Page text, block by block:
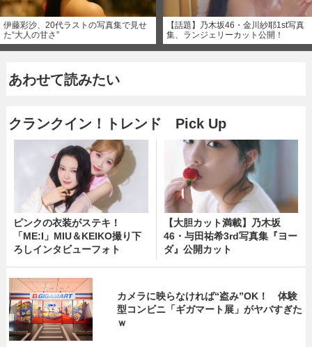
伊藤彩沙、20代ラストの写真集で見せ
た“大人の甘さ”
【話題】乃木坂46・金川紗耶1st写真
集、ランジェリーカット公開！
あわせて読みたい
クランクイン！トレンド Pick Up
ピンクの衣装がステキ！
「ME:I」MIU＆KEIKO撮り下
ろしインタビューフォト
【大胆カット満載】乃木坂
46・与田祐希3rd写真集『ヨー
ダ』公開カット
カメラに映らなければ“盗み”OK！ 体験
型コンビニ「ギガマート展」がヤバすぎた
ｗ